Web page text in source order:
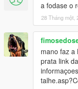
a fodase o
28 Tháng một,
mano faz a
prata link